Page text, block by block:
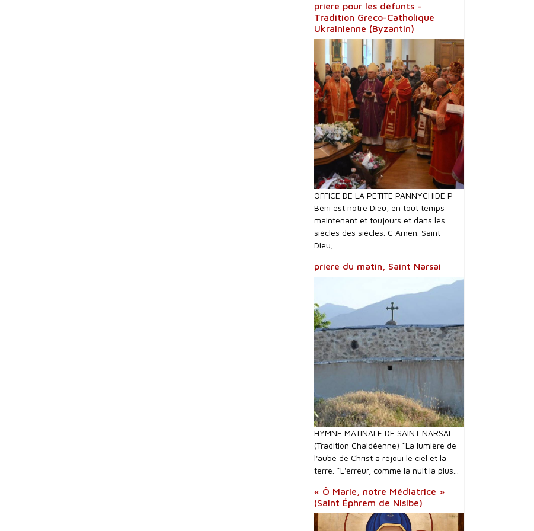
prière pour les défunts -
Tradition Gréco-Catholique
Ukrainienne (Byzantin)
OFFICE DE LA PETITE PANNYCHIDE P
Béni est notre Dieu, en tout temps
maintenant et toujours et dans les
siècles des siècles. C Amen. Saint
Dieu,...
prière du matin, Saint Narsai
HYMNE MATINALE DE SAINT NARSAI
(Tradition Chaldéenne) *La lumière de
l'aube de Christ a réjoui le ciel et la
terre. *L'erreur, comme la nuit la plus...
« Ô Marie, notre Médiatrice »
(Saint Éphrem de Nisibe)